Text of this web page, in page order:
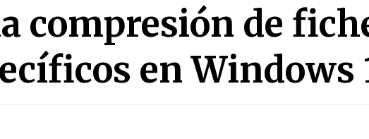
compresión de
en Windows